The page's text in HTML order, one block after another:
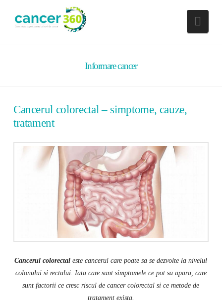
Informare cancer
Cancerul colorectal – simptome, cauze,
tratament
Cancerul colorectal este cancerul care poate sa se dezvolte la nivelul
colonului si rectului. Iata care sunt simptomele ce pot sa apara, care
sunt factorii ce cresc riscul de cancer colorectal si ce metode de
tratament exista.